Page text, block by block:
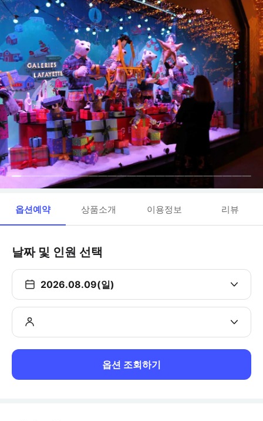
옵션예약 상품소개 이용정보 리뷰
날짜 및 인원 선택
2026.08.09(일)
옵션 조회하기